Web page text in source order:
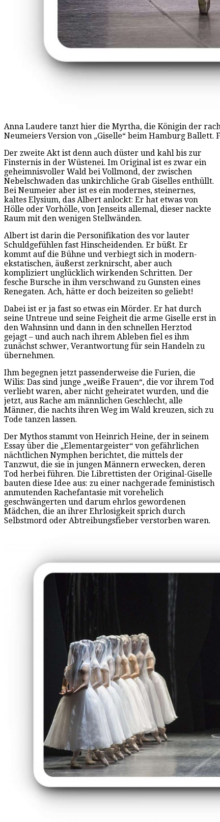
Anna Laudere tanzt hier die Myrtha, die Königin der
Neumeiers Version von „Giselle“ beim Hamburg Ballett.
Der zweite Akt ist denn auch düster und kahl bis zur
Finsternis in der Wüstenei. Im Original ist es zwar ein
geheimnisvoller Wald bei Vollmond, der zwischen
Nebelschwaden das unkirchliche Grab Giselles enthüllt.
Bei Neumeier aber ist es ein modernes, steinernes,
kaltes Elysium, das Albert anlockt: Er hat etwas von
Hölle oder Vorhölle, von Jenseits allemal, dieser nackte
Raum mit den wenigen Stellwänden.
Albert ist darin die Personifikation des vor lauter
Schuldgefühlen fast Hinscheidenden. Er büßt. Er
kommt auf die Bühne und verbiegt sich in modern-
ekstatischen, äußerst zerknirscht, aber auch
kompliziert unglücklich wirkenden Schritten. Der
fesche Bursche in ihm verschwand zu Gunsten eines
Renegaten. Ach, hätte er doch beizeiten so geliebt!
Dabei ist er ja fast so etwas ein Mörder. Er hat durch
seine Untreue und seine Feigheit die arme Giselle erst in
den Wahnsinn und dann in den schnellen Herztod
gejagt – und auch nach ihrem Ableben fiel es ihm
zunächst schwer, Verantwortung für sein Handeln zu
übernehmen.
Ihm begegnen jetzt passenderweise die Furien, die
Wilis: Das sind junge „weiße Frauen“, die vor ihrem Tod
verliebt waren, aber nicht geheiratet wurden, und die
jetzt, aus Rache am männlichen Geschlecht, alle
Männer, die nachts ihren Weg im Wald kreuzen, sich zu
Tode tanzen lassen.
Der Mythos stammt von Heinrich Heine, der in seinem
Essay über die „Elementargeister“ von gefährlichen
nächtlichen Nymphen berichtet, die mittels der
Tanzwut, die sie in jungen Männern erwecken, deren
Tod herbei führen. Die Librettisten der Original-Giselle
bauten diese Idee aus: zu einer nachgerade feministisch
anmutenden Rachefantasie mit vorehelich
geschwängerten und darum ehrlos gewordenen
Mädchen, die an ihrer Ehrlosigkeit sprich durch
Selbstmord oder Abtreibungsfieber verstorben waren.